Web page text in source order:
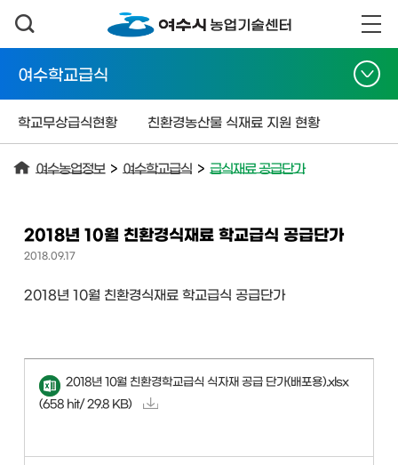
여수학교급식
학교무상급식현황 친환경농산물 식재료 지원 현황
여수농업정보 > 여수학교급식 > 급식재료 공급단가
2018년 10월 친환경식재료 학교급식 공급단가
2018.09.17
2018년 10월 친환경식재료 학교급식 공급단가
2018년 10월 친환경학교급식 식자재 공급 단가(배포용).xlsx
(658 hit/ 29.8 KB)